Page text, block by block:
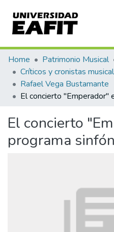
Communities & Collections
All of DSpace
Statistics
Home Patrimonio Musical
Rafael Vega Bustamante
El concierto
programa